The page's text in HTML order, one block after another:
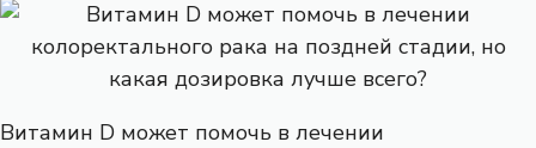
Витамин D может помочь в лечении